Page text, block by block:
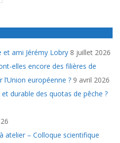
ami Jérémy Lobry 8 juillet 2026
elles encore des filières de
européenne ? 9 avril 2026
durable des quotas de pêche ?
atelier – Colloque scientifique